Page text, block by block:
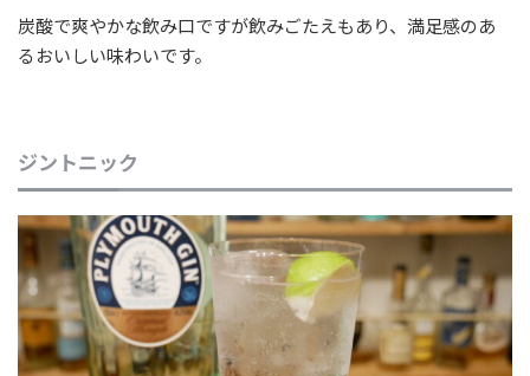
炭酸で爽やかな飲み口ですが飲みごたえもあり、満足感のあ
るおいしい味わいです。
ジントニック